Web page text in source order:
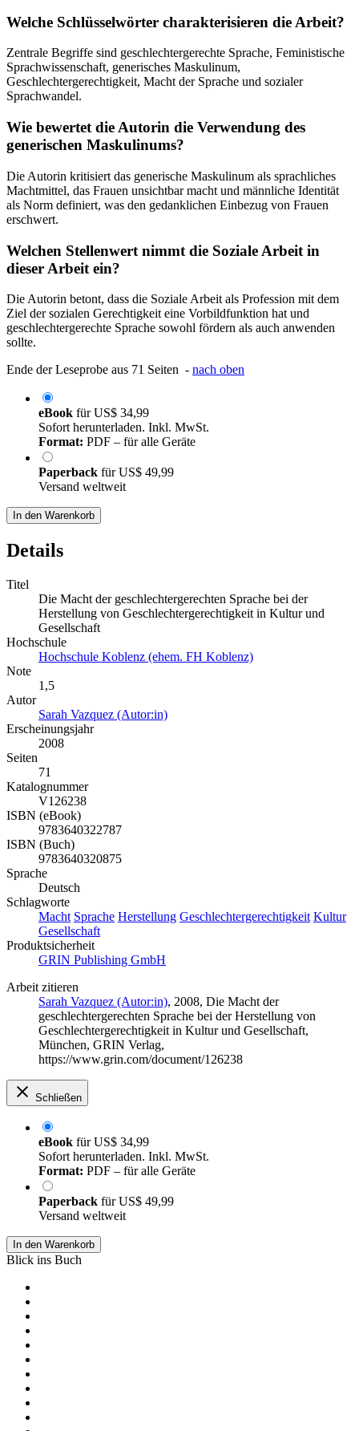
Welche Schlüsselwörter charakterisieren die Arbeit?
Zentrale Begriffe sind geschlechtergerechte Sprache, Feministische
Sprachwissenschaft, generisches Maskulinum,
Geschlechtergerechtigkeit, Macht der Sprache und sozialer
Sprachwandel.
Wie bewertet die Autorin die Verwendung des
generischen Maskulinums?
Die Autorin kritisiert das generische Maskulinum als sprachliches
Machtmittel, das Frauen unsichtbar macht und männliche Identität
als Norm definiert, was den gedanklichen Einbezug von Frauen
erschwert.
Welchen Stellenwert nimmt die Soziale Arbeit in
dieser Arbeit ein?
Die Autorin betont, dass die Soziale Arbeit als Profession mit dem
Ziel der sozialen Gerechtigkeit eine Vorbildfunktion hat und
geschlechtergerechte Sprache sowohl fördern als auch anwenden
sollte.
Ende der Leseprobe aus 71 Seiten - nach oben
eBook fürUS$ 34,99
Sofort herunterladen. Inkl. MwSt.
Format: PDF – für alle Geräte
Paperback fürUS$ 49,99
Versand weltweit
In den Warenkorb
Details
Titel
Die Macht der geschlechtergerechten Sprache bei der
Herstellung von Geschlechtergerechtigkeit in Kultur und
Gesellschaft
Hochschule
Hochschule Koblenz (ehem. FH Koblenz)
Note
1,5
Autor
Sarah Vazquez (Autor:in)
Erscheinungsjahr
2008
Seiten
71
Katalognummer
V126238
ISBN (eBook)
9783640322787
ISBN (Buch)
9783640320875
Sprache
Deutsch
Schlagworte
Macht Sprache Herstellung Geschlechtergerechtigkeit Kultur
Gesellschaft
Produktsicherheit
GRIN Publishing GmbH
Arbeit zitieren
Sarah Vazquez (Autor:in), 2008, Die Macht der
geschlechtergerechten Sprache bei der Herstellung von
Geschlechtergerechtigkeit in Kultur und Gesellschaft,
München, GRIN Verlag,
https://www.grin.com/document/126238
Schließen
eBook fürUS$ 34,99
Sofort herunterladen. Inkl. MwSt.
Format: PDF – für alle Geräte
Paperback fürUS$ 49,99
Versand weltweit
In den Warenkorb
Blick ins Buch